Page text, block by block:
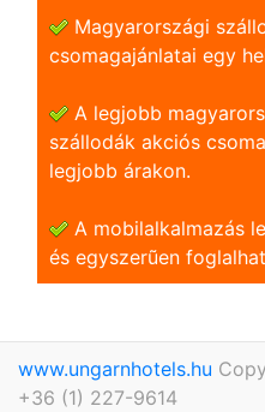
Magyarországi
csomagajánlatai egy
A legjobb
szállodák akciós
legjobb árakon.
A mobilalkalmazás
és egyszerũen
www.ungarnhotels.hu
+36 (1) 227-9614